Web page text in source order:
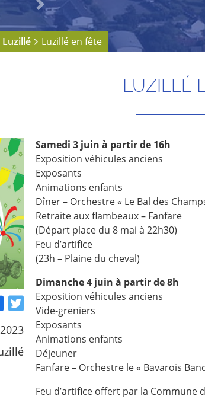
Next
Luzillé Luzillé en fête
LUZILLÉ
Samedi 3 juin à partir de 16h
Exposition véhicules anciens
Exposants
Animations enfants
Dîner – Orchestre « Le Bal des
Retraite aux flambeaux – Fanfare
(Départ place du 8 mai à 22h30)
Feu d’artifice
(23h – Plaine du cheval)
Dimanche 4 juin à partir de 8h
Exposition véhicules anciens
Vide-greniers
Exposants
Animations enfants
Déjeuner
Fanfare – Orchestre le « Bavarois
Feu d’artifice offert par la Commune